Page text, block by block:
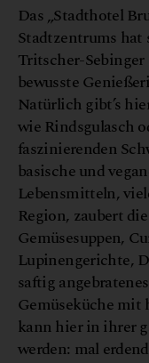
Das „Stadthotel
Stadtzentrums
Tritscher-Sebinger
bewusste
Natürlich gibt’s
wie Rindsgulasch
faszinierenden
basische und
Lebensmitteln,
Region, zaubert
Gemüsesuppen,
Lupinengerichte,
saftig
Gemüseküche
kann hier in ihrer
werden: mal